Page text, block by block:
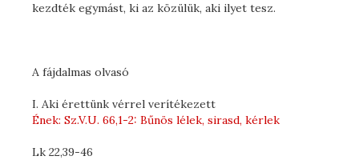
kezdték egymást, ki az közülük, aki ilyet tesz.
A fájdalmas olvasó
I. Aki érettünk vérrel verítékezett
Ének: Sz.V.U. 66,1-2: Bűnös lélek, sirasd, kérlek
Lk 22,39-46